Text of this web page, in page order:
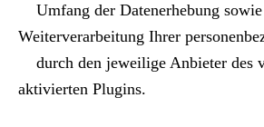
Umfang der Datenerhebung
Weiterverarbeitung Ihrer
durch den jeweilige Anbieter des
aktivierten Plugins.